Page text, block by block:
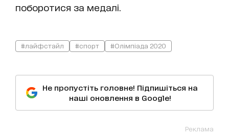
поборотися за медалі.
#лайфстайл #спорт #Олімпіада 2020
Не пропустіть головне! Підпишіться на
наші оновлення в Google!
Реклама